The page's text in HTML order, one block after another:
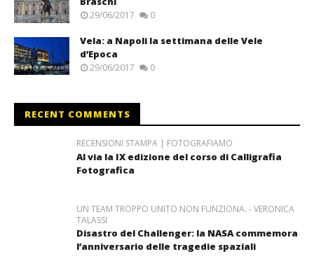
29/06/2017 0
Vela: a Napoli la settimana delle Vele
d’Epoca
29/06/2017 0
RECENT COMMENTS
RECENSIONI STAMPA | FOTOGRAFIAMO
Al via la IX edizione del corso di Calligrafia
Fotografica
UN TEAM TROPPO UNITO NON FUNZIONA. - VERONICA
TALASSI
Disastro del Challenger: la NASA commemora
l’anniversario delle tragedie spaziali